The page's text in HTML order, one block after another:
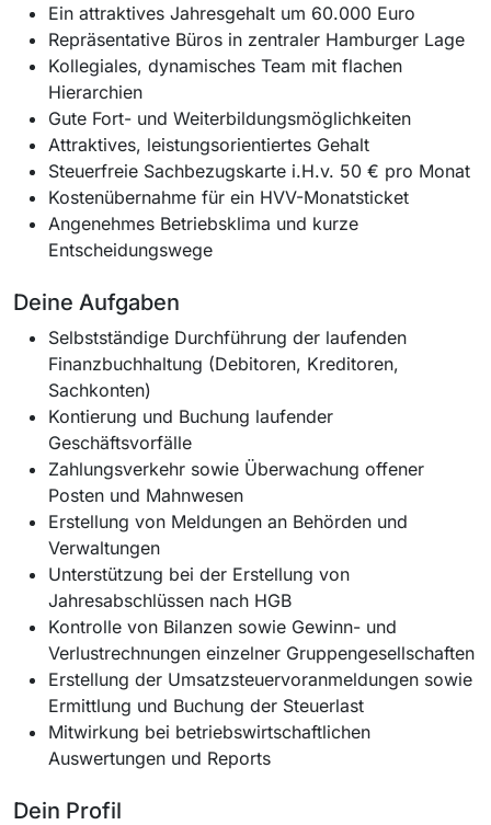
Ein attraktives Jahresgehalt um 60.000 Euro
Repräsentative Büros in zentraler Hamburger Lage
Kollegiales, dynamisches Team mit flachen
Hierarchien
Gute Fort- und Weiterbildungsmöglichkeiten
Attraktives, leistungsorientiertes Gehalt
Steuerfreie Sachbezugskarte i.H.v. 50 € pro Monat
Kostenübernahme für ein HVV-Monatsticket
Angenehmes Betriebsklima und kurze
Entscheidungswege
Deine Aufgaben
Selbstständige Durchführung der laufenden
Finanzbuchhaltung (Debitoren, Kreditoren,
Sachkonten)
Kontierung und Buchung laufender
Geschäftsvorfälle
Zahlungsverkehr sowie Überwachung offener
Posten und Mahnwesen
Erstellung von Meldungen an Behörden und
Verwaltungen
Unterstützung bei der Erstellung von
Jahresabschlüssen nach HGB
Kontrolle von Bilanzen sowie Gewinn- und
Verlustrechnungen einzelner Gruppengesellschaften
Erstellung der Umsatzsteuervoranmeldungen sowie
Ermittlung und Buchung der Steuerlast
Mitwirkung bei betriebswirtschaftlichen
Auswertungen und Reports
Dein Profil